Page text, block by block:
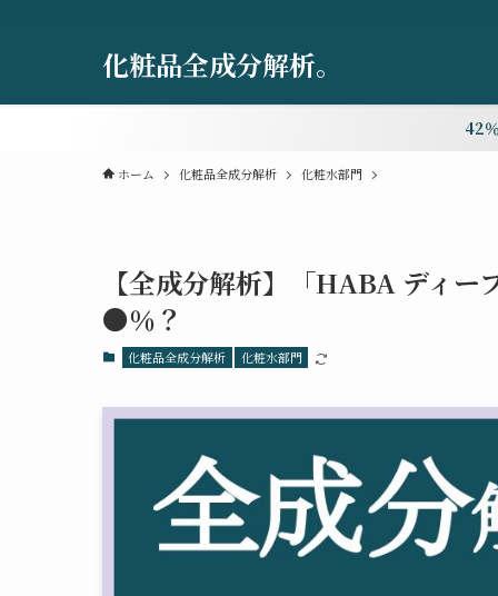
化粧品全成分解析。
42
ホーム 化粧品全成分解析 化粧水部門
【全成分解析】「HABA ディ
●％？
化粧品全成分解析 化粧水部門